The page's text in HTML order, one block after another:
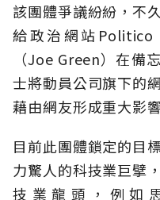
該團體爭議紛紛，不
給政治網站
（Joe Green）在備
士將動員公司旗下的
藉由網友形成重大影
目前此團體鎖定的目
力驚人的科技業巨擘
技業龍頭，例如